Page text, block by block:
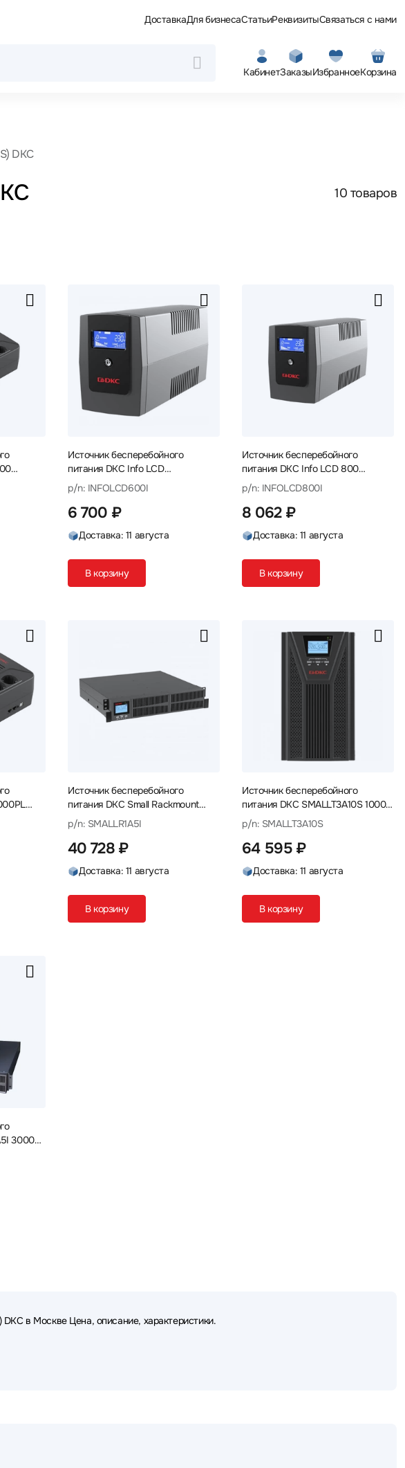
ДоставкаДля бизнесаСтатьиРеквизитыСвязаться с нами
КабинетЗаказыИзбранноеКорзина
DKC
10 товаров
Вт
Источник бесперебойного
питания DKC Info LCD
INFOLCD600I 600 ВА, 360 Вт
p/n: INFOLCD600I
6 700 ₽
Доставка: 11 августа
В корзину
Источник бесперебойного
питания DKC Info LCD 800
INFOLCD800I 800 ВА, 480 Вт
p/n: INFOLCD800I
8 062 ₽
Доставка: 11 августа
В корзину
Источник бесперебойного
питания DKC Small Rackmount
SMALLR1A5I 1000 ВА, 900 Вт
p/n: SMALLR1A5I
40 728 ₽
Доставка: 11 августа
В корзину
Источник бесперебойного
питания DKC SMALLT3A10S 1000
ВА, 900 Вт
p/n: SMALLT3A10S
64 595 ₽
Доставка: 11 августа
В корзину
3000
в Москве Цена, описание, характеристики.